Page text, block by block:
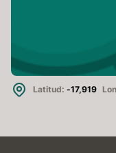
Latitud: -17,919